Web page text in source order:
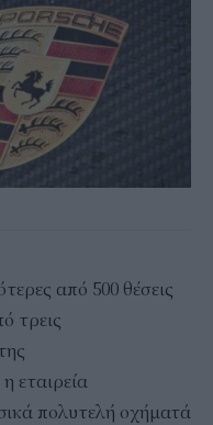
από 500 θέσεις
τρεις
εταιρεία
πολυτελή οχήματά